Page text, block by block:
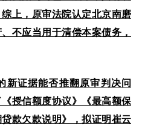
上，原审法院认定北京南磨
不应当用于清偿本案债务，
新证据能否推翻原审判决问
授信额度协议》《最高额保
款欠款说明》，拟证明崔云